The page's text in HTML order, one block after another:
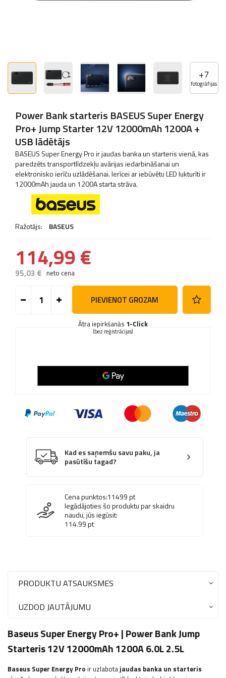
+7
fotogrāfijas
Power Bank starteris BASEUS Super Energy
Pro+ Jump Starter 12V 12000mAh 1200A +
USB lādētājs
BASEUS Super Energy Pro ir jaudas banka un starteris vienā, kas
paredzēts transportlīdzekļu avārijas iedarbināšanai un
elektronisko ierīču uzlādēšanai. Ierīcei ar iebūvētu LED lukturīti ir
12000mAh jauda un 1200A starta strāva.
Ražotājs: BASEUS
114,99 €
95,03 € neto cena
PIEVIENOT GROZAM
Ātra iepirkšanās 1-Click
(bez reģistrācijas)
Kad es saņemšu savu paku, ja
pasūtīšu tagad?
Cena punktos:11499pt
Iegādājoties šo produktu par skaidru
naudu, jūs iegūsit:
114.99pt
PRODUKTU ATSAUKSMES
UZDOD JAUTĀJUMU
Baseus Super Energy Pro+ | Power Bank Jump
Starteris 12V 12000mAh 1200A 6.0L 2.5L
Baseus Super Energy Pro ir uzlabotajaudas banka un starteris